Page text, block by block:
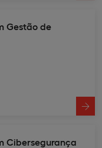
Gestão de
Cibersegurança